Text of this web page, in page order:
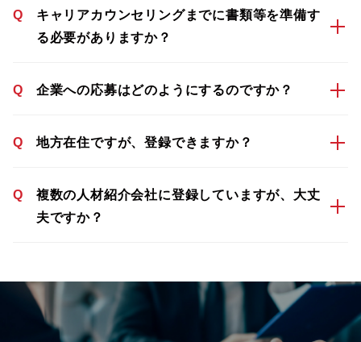
Q
キャリアカウンセリングまでに書類等を準備す
る必要がありますか？
Q 企業への応募はどのようにするのですか？
Q 地方在住ですが、登録できますか？
Q
複数の人材紹介会社に登録していますが、大丈
夫ですか？